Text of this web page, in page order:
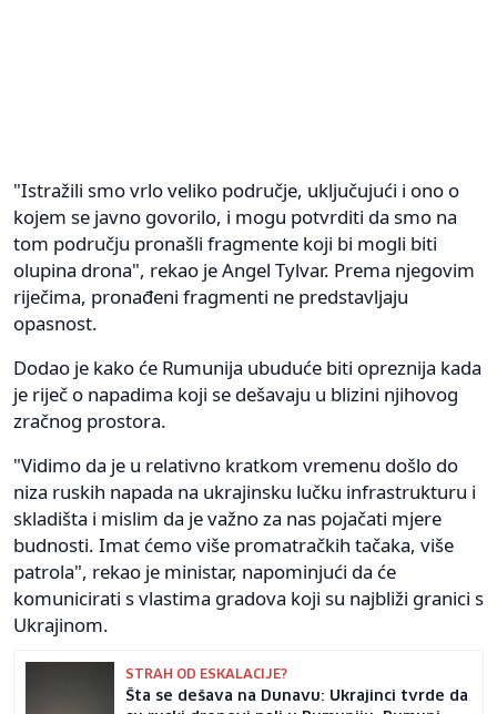
"Istražili smo vrlo veliko područje, uključujući i ono o
kojem se javno govorilo, i mogu potvrditi da smo na
tom području pronašli fragmente koji bi mogli biti
olupina drona", rekao je Angel Tylvar. Prema njegovim
riječima, pronađeni fragmenti ne predstavljaju
opasnost.
Dodao je kako će Rumunija ubuduće biti opreznija kada
je riječ o napadima koji se dešavaju u blizini njihovog
zračnog prostora.
"Vidimo da je u relativno kratkom vremenu došlo do
niza ruskih napada na ukrajinsku lučku infrastrukturu i
skladišta i mislim da je važno za nas pojačati mjere
budnosti. Imat ćemo više promatračkih tačaka, više
patrola", rekao je ministar, napominjući da će
komunicirati s vlastima gradova koji su najbliži granici s
Ukrajinom.
STRAH OD ESKALACIJE?
Šta se dešava na Dunavu: Ukrajinci tvrde da